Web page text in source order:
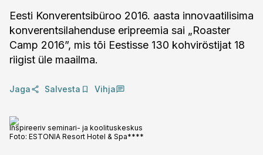
Eesti Konverentsibüroo 2016. aasta innovaatilisima
konverentsilahenduse eripreemia sai „Roaster
Camp 2016”, mis tõi Eestisse 130 kohviröstijat 18
riigist üle maailma.
Jaga Salvesta Vihja
Inspireeriv seminari- ja koolituskeskus
Foto: ESTONIA Resort Hotel & Spa****